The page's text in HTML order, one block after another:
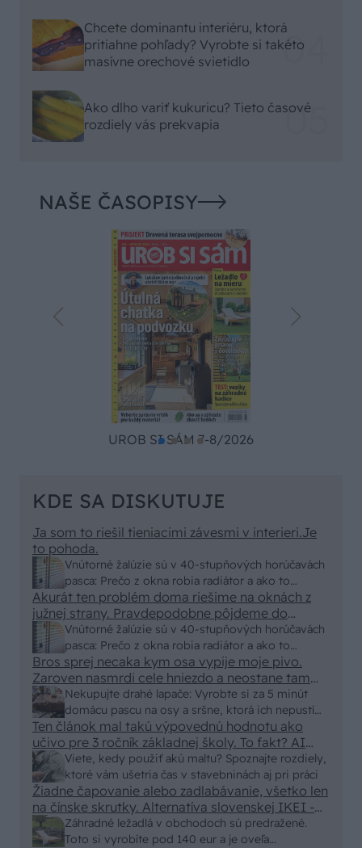
Chcete dominantu interiéru, ktorá
pritiahne pohľady? Vyrobte si takéto
masívne orechové svietidlo
Ako dlho variť kukuricu? Tieto časové
rozdiely vás prekvapia
NAŠE ČASOPISY
UROB SI SÁM 7-8/2026
KDE SA DISKUTUJE
Vnútorné žalúzie sú v 40-stupňových horúčavách
pasca: Prečo z okna robia radiátor a ako to
vyriešiť za pár eur?
Ja som to riešil tieniacimi závesmi v interieri.Je
to pohoda.
Vnútorné žalúzie sú v 40-stupňových horúčavách
pasca: Prečo z okna robia radiátor a ako to
vyriešiť za pár eur?
Akurát ten problém doma riešime na oknách z
južnej strany. Pravdepodobne pôjdeme do
vonkajšieho tienenia na spôsob markízy
250x150cm. Čínsky predajcovia idú okolo 100
eur kus.
Nekupujte drahé lapače: Vyrobte si za 5 minút
domácu pascu na osy a sršne, ktorá ich nepustí
von
Bros sprej necaka kym osa vypije moje pivo.
Zaroven nasmrdi cele hniezdo a neostane tam
nic zive. Vasa pasca naucinke moc efektivne.
Skor pritiahne slimaky
Viete, kedy použiť akú maltu? Spoznajte rozdiely,
ktoré vám ušetria čas v stavebninách aj pri práci
Ten článok mal takú výpovednú hodnotu ako
učivo pre 3 ročník základnej školy. To fakt? AI
alebo nejaka kniha z VŠ? Dnešné rychlotvrdnuce
malty - pevnosť 40 Mpa a doba schnutia tak 15
minut , k tomu vodotesné s kryštálikou. A rozdiel
- schnutie a zretie. Nič?
Záhradné ležadlá v obchodoch sú predražené.
Toto si vyrobíte pod 140 eur a je oveľa
Žiadne čapovanie alebo zadlabávanie, všetko len
na čínske skrutky. Alternatíva slovenskej IKEI -
čo sa týka pevnosti. Autor si nedal veľa námahy s
remeselným spracovaním, škoda. No lepšie než